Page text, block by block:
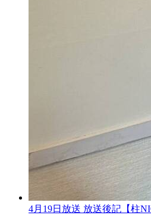
4月19日放送 放送後記【柱